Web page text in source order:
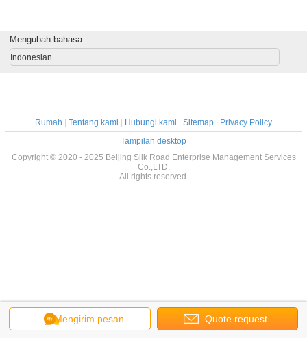
Mengirim pesan Quote request
Mengubah bahasa
Indonesian
Rumah Tentang kami Hubungi kami Sitemap
Privacy Policy
Tampilan desktop
Copyright © 2020 - 2025 Beijing Silk Road Enterprise Management Services
Co.,LTD.
All rights reserved.